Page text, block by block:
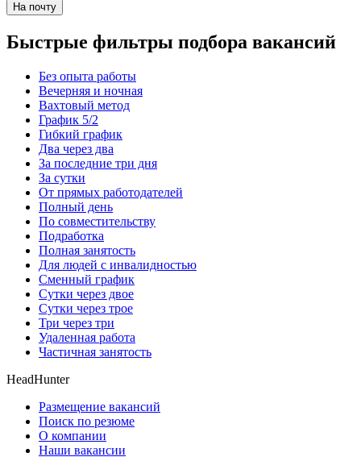
На почту
Быстрые фильтры подбора вакансий
Без опыта работы
Вечерняя и ночная
Вахтовый метод
График 5/2
Гибкий график
Два через два
За последние три дня
За сутки
От прямых работодателей
Полный день
По совместительству
Подработка
Полная занятость
Для людей с инвалидностью
Сменный график
Сутки через двое
Сутки через трое
Три через три
Удаленная работа
Частичная занятость
HeadHunter
Размещение вакансий
Поиск по резюме
О компании
Наши вакансии